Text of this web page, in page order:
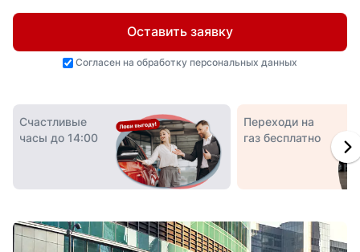
Оставить заявку
Согласен на обработку персональных данных
Счастливые
часы до 14:00
Переходи на
газ бесплатно